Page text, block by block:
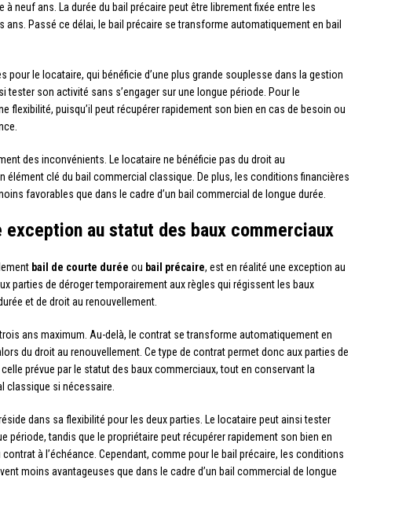
neuf ans. La durée du bail précaire peut être librement fixée entre les
Passé ce délai, le bail précaire se transforme automatiquement en bail
pour le locataire, qui bénéficie d’une plus grande souplesse dans la gestion
son activité sans s’engager sur une longue période. Pour le
flexibilité, puisqu’il peut récupérer rapidement son bien en cas de besoin ou
des inconvénients. Le locataire ne bénéficie pas du droit au
élément clé du bail commercial classique. De plus, les conditions financières
favorables que dans le cadre d’un bail commercial de longue durée.
au statut des baux commerciaux
bail de courte durée ou bail précaire, est en réalité une exception au
parties de déroger temporairement aux règles qui régissent les baux
et de droit au renouvellement.
ans maximum. Au-delà, le contrat se transforme automatiquement en
du droit au renouvellement. Ce type de contrat permet donc aux parties de
prévue par le statut des baux commerciaux, tout en conservant la
classique si nécessaire.
dans sa flexibilité pour les deux parties. Le locataire peut ainsi tester
période, tandis que le propriétaire peut récupérer rapidement son bien en
à l’échéance. Cependant, comme pour le bail précaire, les conditions
moins avantageuses que dans le cadre d’un bail commercial de longue